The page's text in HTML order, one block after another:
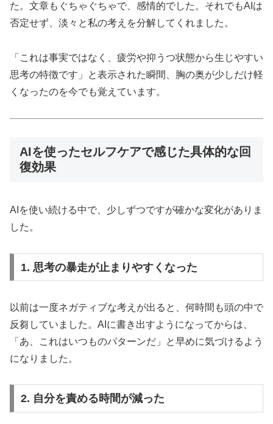
た。文章もぐちゃぐちゃで、感情的でした。それでもAIは
否定せず、淡々と私の考えを分解してくれました。
「これは事実ではなく、疲労や抑うつ状態から生じやすい
思考の特徴です」と表示された瞬間、胸の奥が少しだけ軽
くなったのを今でも覚えています。
AIを使ったセルフケアで感じた具体的な回
復効果
AIを使い続ける中で、少しずつですが確かな変化がありま
した。
1. 思考の暴走が止まりやすくなった
以前は一度ネガティブな考えが出ると、何時間も頭の中で
反芻していました。AIに書き出すようになってからは、
「あ、これはいつものパターンだ」と早めに気づけるよう
になりました。
2. 自分を責める時間が減った